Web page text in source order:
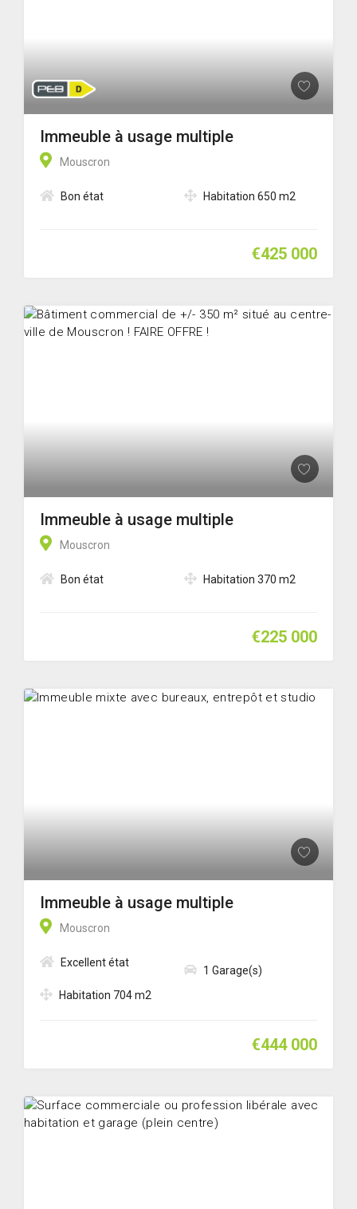
Immeuble à usage multiple
Mouscron
Bon état Habitation 650 m2
€425 000
Immeuble à usage multiple
Mouscron
Bon état Habitation 370 m2
€225 000
Immeuble à usage multiple
Mouscron
Excellent état
Habitation 704 m2
1 Garage(s)
€444 000